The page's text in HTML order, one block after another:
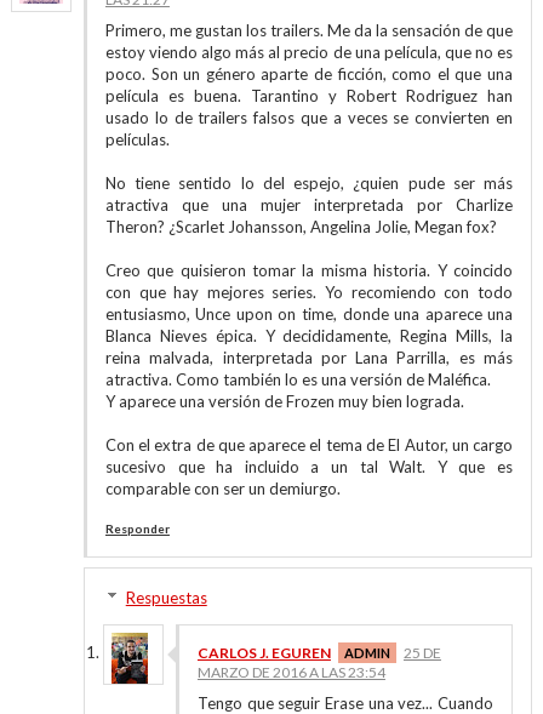
Primero, me gustan los trailers. Me da la sensación de que
estoy viendo algo más al precio de una película, que no es
poco. Son un género aparte de ficción, como el que una
película es buena. Tarantino y Robert Rodriguez han
usado lo de trailers falsos que a veces se convierten en
películas.
No tiene sentido lo del espejo, ¿quien pude ser más
atractiva que una mujer interpretada por Charlize
Theron? ¿Scarlet Johansson, Angelina Jolie, Megan fox?
Creo que quisieron tomar la misma historia. Y coincido
con que hay mejores series. Yo recomiendo con todo
entusiasmo, Unce upon on time, donde una aparece una
Blanca Nieves épica. Y decididamente, Regina Mills, la
reina malvada, interpretada por Lana Parrilla, es más
atractiva. Como también lo es una versión de Maléfica.
Y aparece una versión de Frozen muy bien lograda.
Con el extra de que aparece el tema de El Autor, un cargo
sucesivo que ha incluido a un tal Walt. Y que es
comparable con ser un demiurgo.
Responder
Respuestas
CARLOS J. EGUREN
25 DE
MARZO DE 2016 A LAS 23:54
Tengo que seguir Erase una vez... Cuando